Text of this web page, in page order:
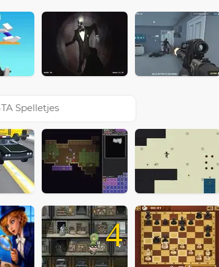
Spelletjes
4